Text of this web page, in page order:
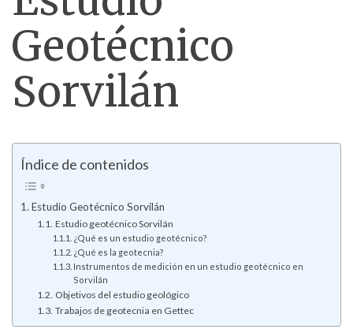
Geotécnico
Sorvilán
Índice de contenidos
Estudio Geotécnico Sorvilán
Estudio geotécnico Sorvilán
¿Qué es un estudio geotécnico?
¿Qué es la geotecnia?
Instrumentos de medición en un estudio geotécnico en
Sorvilán
Objetivos del estudio geológico
Trabajos de geotecnia en Gettec